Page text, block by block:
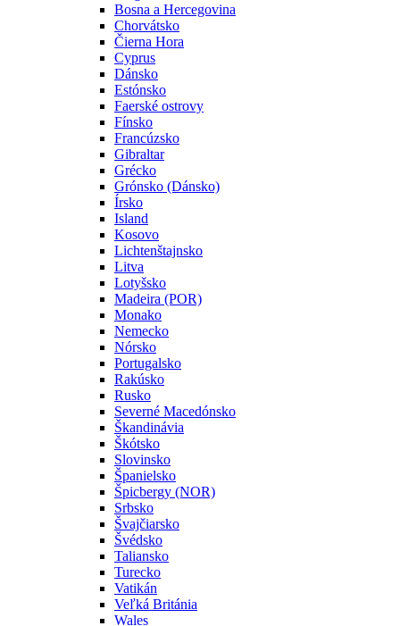
Bosna a Hercegovina
Chorvátsko
Čierna Hora
Cyprus
Dánsko
Estónsko
Faerské ostrovy
Fínsko
Francúzsko
Gibraltar
Grécko
Grónsko (Dánsko)
Írsko
Island
Kosovo
Lichtenštajnsko
Litva
Lotyšsko
Madeira (POR)
Monako
Nemecko
Nórsko
Portugalsko
Rakúsko
Rusko
Severné Macedónsko
Škandinávia
Škótsko
Slovinsko
Španielsko
Špicbergy (NOR)
Srbsko
Švajčiarsko
Švédsko
Taliansko
Turecko
Vatikán
Veľká Británia
Wales